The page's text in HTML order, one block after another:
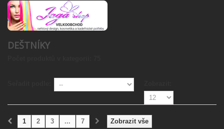
DEŠTNÍKY
Zobrazit vše
1 2 3 ... 7